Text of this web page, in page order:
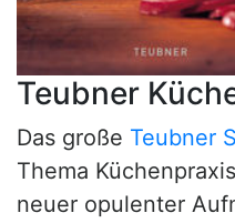
Teubner
Das große Teubner
Thema
neuer opulenter